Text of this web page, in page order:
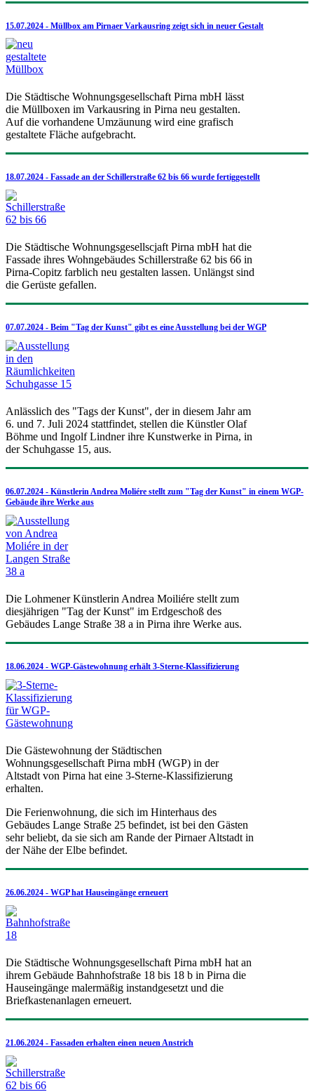
15.07.2024 - Müllbox am Pirnaer Varkausring zeigt sich in neuer Gestalt
Die Städtische Wohnungsgesellschaft Pirna mbH lässt
die Müllboxen im Varkausring in Pirna neu gestalten.
Auf die vorhandene Umzäunung wird eine grafisch
gestaltete Fläche aufgebracht.
18.07.2024 - Fassade an der Schillerstraße 62 bis 66 wurde fertiggestellt
Die Städtische Wohnungsgesellscjaft Pirna mbH hat die
Fassade ihres Wohngebäudes Schillerstraße 62 bis 66 in
Pirna-Copitz farblich neu gestalten lassen. Unlängst sind
die Gerüste gefallen.
07.07.2024 - Beim "Tag der Kunst" gibt es eine Ausstellung bei der WGP
Anlässlich des "Tags der Kunst", der in diesem Jahr am
6. und 7. Juli 2024 stattfindet, stellen die Künstler Olaf
Böhme und Ingolf Lindner ihre Kunstwerke in Pirna, in
der Schuhgasse 15, aus.
06.07.2024 - Künstlerin Andrea Moliére stellt zum "Tag der Kunst" in einem WGP-
Gebäude ihre Werke aus
Die Lohmener Künstlerin Andrea Moiliére stellt zum
diesjährigen "Tag der Kunst" im Erdgeschoß des
Gebäudes Lange Straße 38 a in Pirna ihre Werke aus.
18.06.2024 - WGP-Gästewohnung erhält 3-Sterne-Klassifizierung
Die Gästewohnung der Städtischen
Wohnungsgesellschaft Pirna mbH (WGP) in der
Altstadt von Pirna hat eine 3-Sterne-Klassifizierung
erhalten.
Die Ferienwohnung, die sich im Hinterhaus des
Gebäudes Lange Straße 25 befindet, ist bei den Gästen
sehr beliebt, da sie sich am Rande der Pirnaer Altstadt in
der Nähe der Elbe befindet.
26.06.2024 - WGP hat Hauseingänge erneuert
Die Städtische Wohnungsgesellschaft Pirna mbH hat an
ihrem Gebäude Bahnhofstraße 18 bis 18 b in Pirna die
Hauseingänge malermäßig instandgesetzt und die
Briefkastenanlagen erneuert.
21.06.2024 - Fassaden erhalten einen neuen Anstrich